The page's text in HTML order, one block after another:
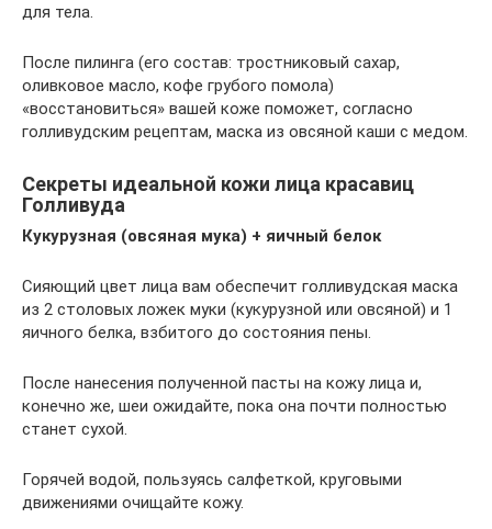
для тела.
После пилинга (его состав: тростниковый сахар,
оливковое масло, кофе грубого помола)
«восстановиться» вашей коже поможет, согласно
голливудским рецептам, маска из овсяной каши с медом.
Секреты идеальной кожи лица красавиц
Голливуда
Кукурузная (овсяная мука) + яичный белок
Сияющий цвет лица вам обеспечит голливудская маска
из 2 столовых ложек муки (кукурузной или овсяной) и 1
яичного белка, взбитого до состояния пены.
После нанесения полученной пасты на кожу лица и,
конечно же, шеи ожидайте, пока она почти полностью
станет сухой.
Горячей водой, пользуясь салфеткой, круговыми
движениями очищайте кожу.